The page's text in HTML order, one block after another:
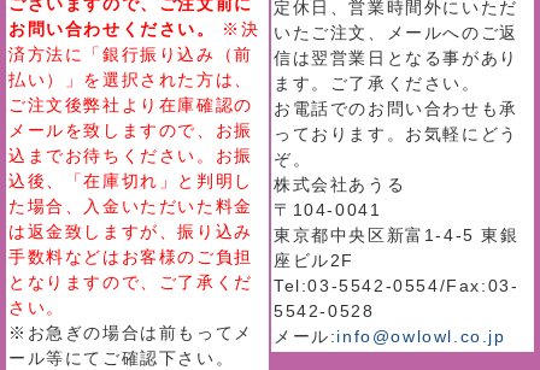
お問い合わせください。
※決
済方法に「銀行振り込み（前
払い）」を選択された方は、
ご注文後弊社より在庫確認の
メールを致しますので、お振
込までお待ちください。お振
込後、「在庫切れ」と判明し
た場合、入金いただいた料金
は返金致しますが、振り込み
手数料などはお客様のご負担
となりますので、ご了承くだ
さい。
※お急ぎの場合は前もってメ
ール等にてご確認下さい。
定休日、営業時間外にいただ
いたご注文、メールへのご返
信は翌営業日となる事があり
ます。ご了承ください。
お電話でのお問い合わせも承
っております。お気軽にどう
ぞ。
株式会社あうる
〒104-0041
東京都中央区新富1-4-5 東銀
座ビル2F
Tel:03-5542-0554/Fax:03-
5542-0528
メール:info@owlowl.co.jp